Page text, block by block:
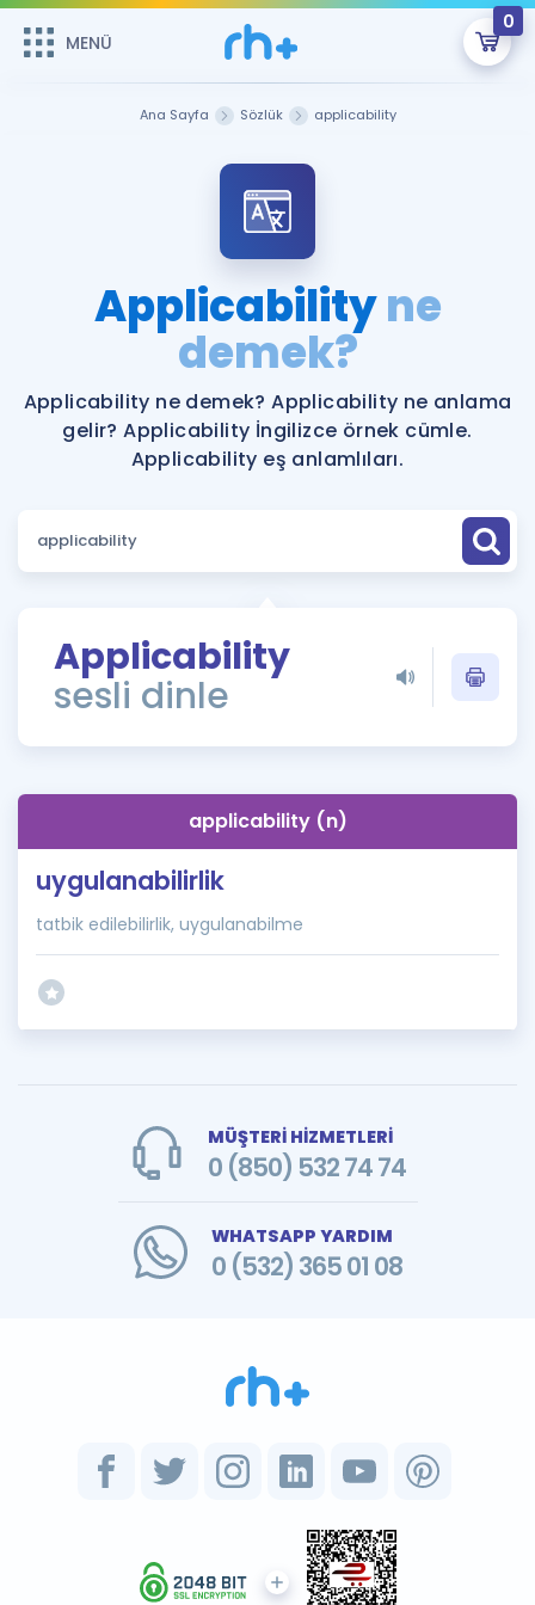
MENÜ
0
Şifremi Hatırlamıyorum
Sepetin Şu An Boş.
Remzi Hoca ile seni sınava hazırlayacak onlarca eğitim seni
bekliyor!
MENÜ
Katılımcı Görüşleri
Faydalı Araçlar
Ücretsiz Kaynaklar
Puan Hesaplama
ÖSYM Sınav Takvimi
Kampanyalar
İngilizce Gramer
İngilizce Gramer
Ana Sayfa Sözlük applicability
Applicabilityne
demek?
Applicability ne demek? Applicability ne anlama
gelir? Applicability İngilizce örnek cümle.
Applicability eş anlamlıları.
Applicability
sesli dinle
applicability (n)
uygulanabilirlik
tatbik edilebilirlik, uygulanabilme
MÜŞTERİ HİZMETLERİ
0 (850) 532 74 74
WHATSAPP YARDIM
0 (532) 365 01 08